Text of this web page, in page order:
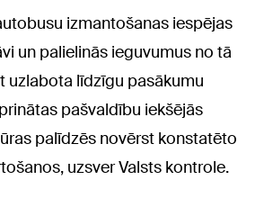
izmantošanas iespējas
un palielinās ieguvumus no tā
uzlabota līdzīgu pasākumu
pašvaldību iekšējās
palīdzēs novērst konstatēto
uzsver Valsts kontrole.